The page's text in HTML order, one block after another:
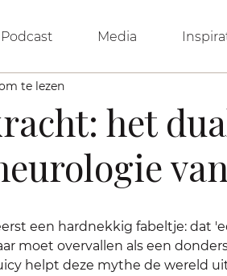
Media
het
te lezen
een hardnekkig fabeltje: dat
moet overvallen als een
helpt deze mythe de wereld